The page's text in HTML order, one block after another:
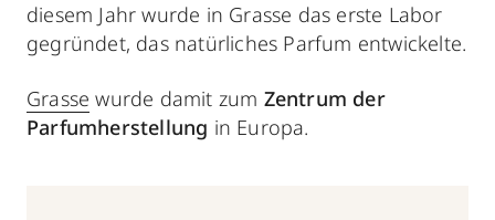
diesem Jahr wurde in Grasse das erste Labor
gegründet, das natürliches Parfum entwickelte.
Grasse wurde damit zum Zentrum der
Parfumherstellung in Europa.